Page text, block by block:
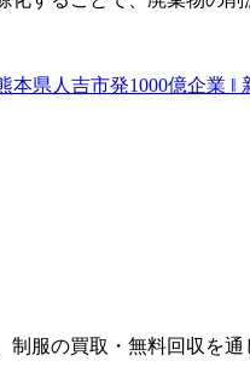
県人吉市発1000億企業 ‖
服の買取・無料回収を